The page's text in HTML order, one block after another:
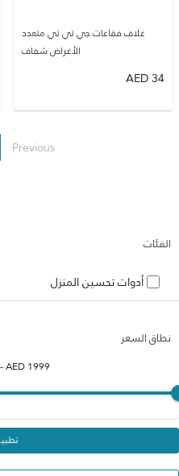
الفئات
أدوات تحسين المنزل
نطاق السعر
AED1999
غلاف فقاعات جي تي تي متعدد
الأغراض شفاف
34
AED
Previous